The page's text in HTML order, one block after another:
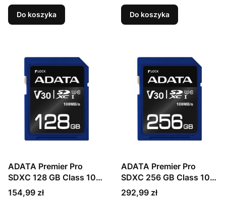
Do koszyka Do koszyka
ADATA Premier Pro
SDXC 128 GB Class 10
UHS-I/U3 V30
Cena
154,99 zł
ADATA Premier Pro
SDXC 256 GB Class 10
UHS-I/U3 V30
Cena
292,99 zł